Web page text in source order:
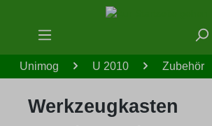
Zum Hauptinhalt springen
Unimog U 2010 Zubehör
Werkzeugkasten